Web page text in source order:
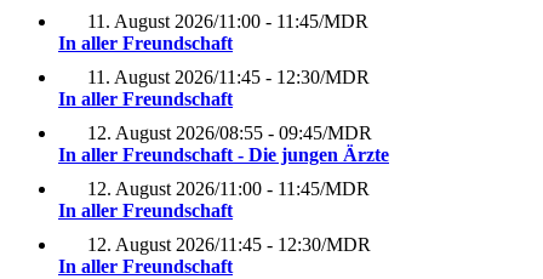
11. August 2026/11:00 - 11:45/MDR
In aller Freundschaft
11. August 2026/11:45 - 12:30/MDR
In aller Freundschaft
12. August 2026/08:55 - 09:45/MDR
In aller Freundschaft - Die jungen Ärzte
12. August 2026/11:00 - 11:45/MDR
In aller Freundschaft
12. August 2026/11:45 - 12:30/MDR
In aller Freundschaft